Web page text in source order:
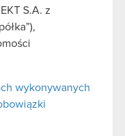
S.A. z
wykonywanych